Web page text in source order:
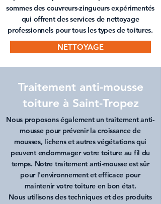
sommes des couvreurs-zingueurs expérimentés
qui offrent des services de nettoyage
professionnels pour tous les types de toitures.
NETTOYAGE
Traitement anti-mousse
toiture à Saint-Tropez
Nous proposons également untraitement anti-
moussepour prévenir la croissance de
mousses, lichens et autres végétations qui
peuvent endommager votre toiture au fil du
temps. Notre traitement anti-mousse est sûr
pour l'environnement et efficace pour
maintenir votre toiture en bon état.
Nous utilisons des techniques et des produits